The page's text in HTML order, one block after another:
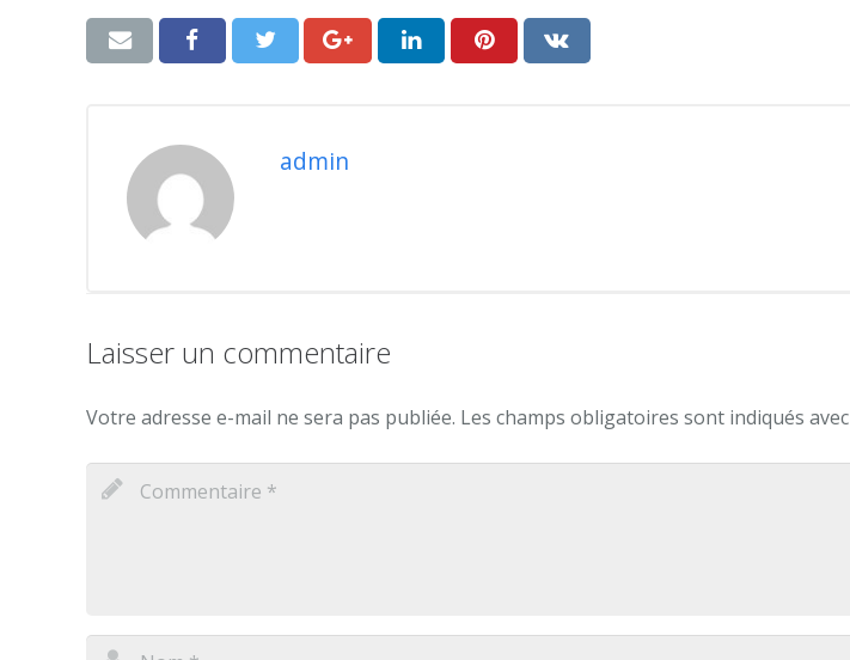
admin
Laisser un commentaire
Votre adresse e-mail ne sera pas publiée. Les champs obligatoires sont indiqués avec